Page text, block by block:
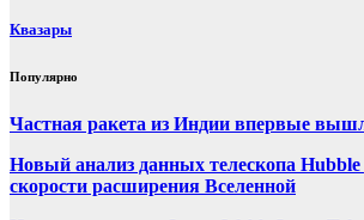
Квазары
Популярно
Частная ракета из Индии впервые
Новый анализ данных телескопа Hubble
скорости расширения Вселенной